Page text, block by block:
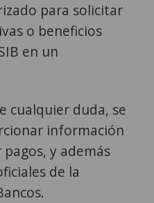
para solicitar
o beneficios
en un
cualquier duda, se
información
y además
de la